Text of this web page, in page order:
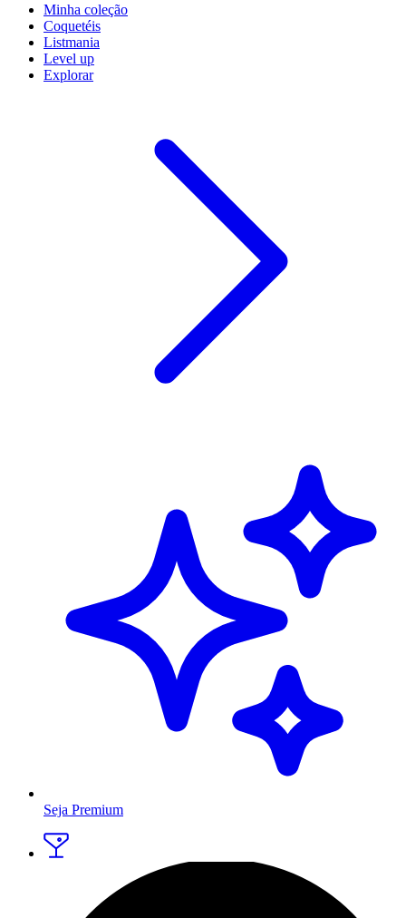
Minha coleção
Coquetéis
Listmania
Level up
Explorar
Seja Premium